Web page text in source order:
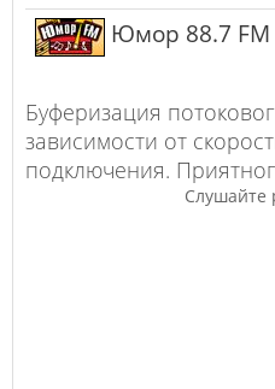
Юмор 88.7 FM
Буферизация
зависимости от
подключения.
Слушайте